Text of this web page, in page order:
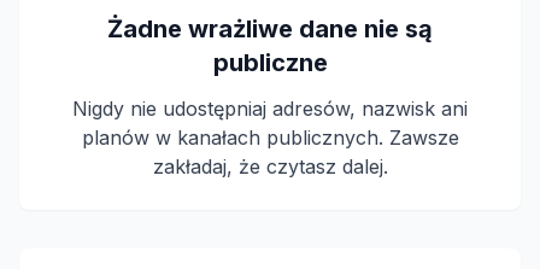
Żadne wrażliwe dane nie są
publiczne
Nigdy nie udostępniaj adresów, nazwisk ani
planów w kanałach publicznych. Zawsze
zakładaj, że czytasz dalej.